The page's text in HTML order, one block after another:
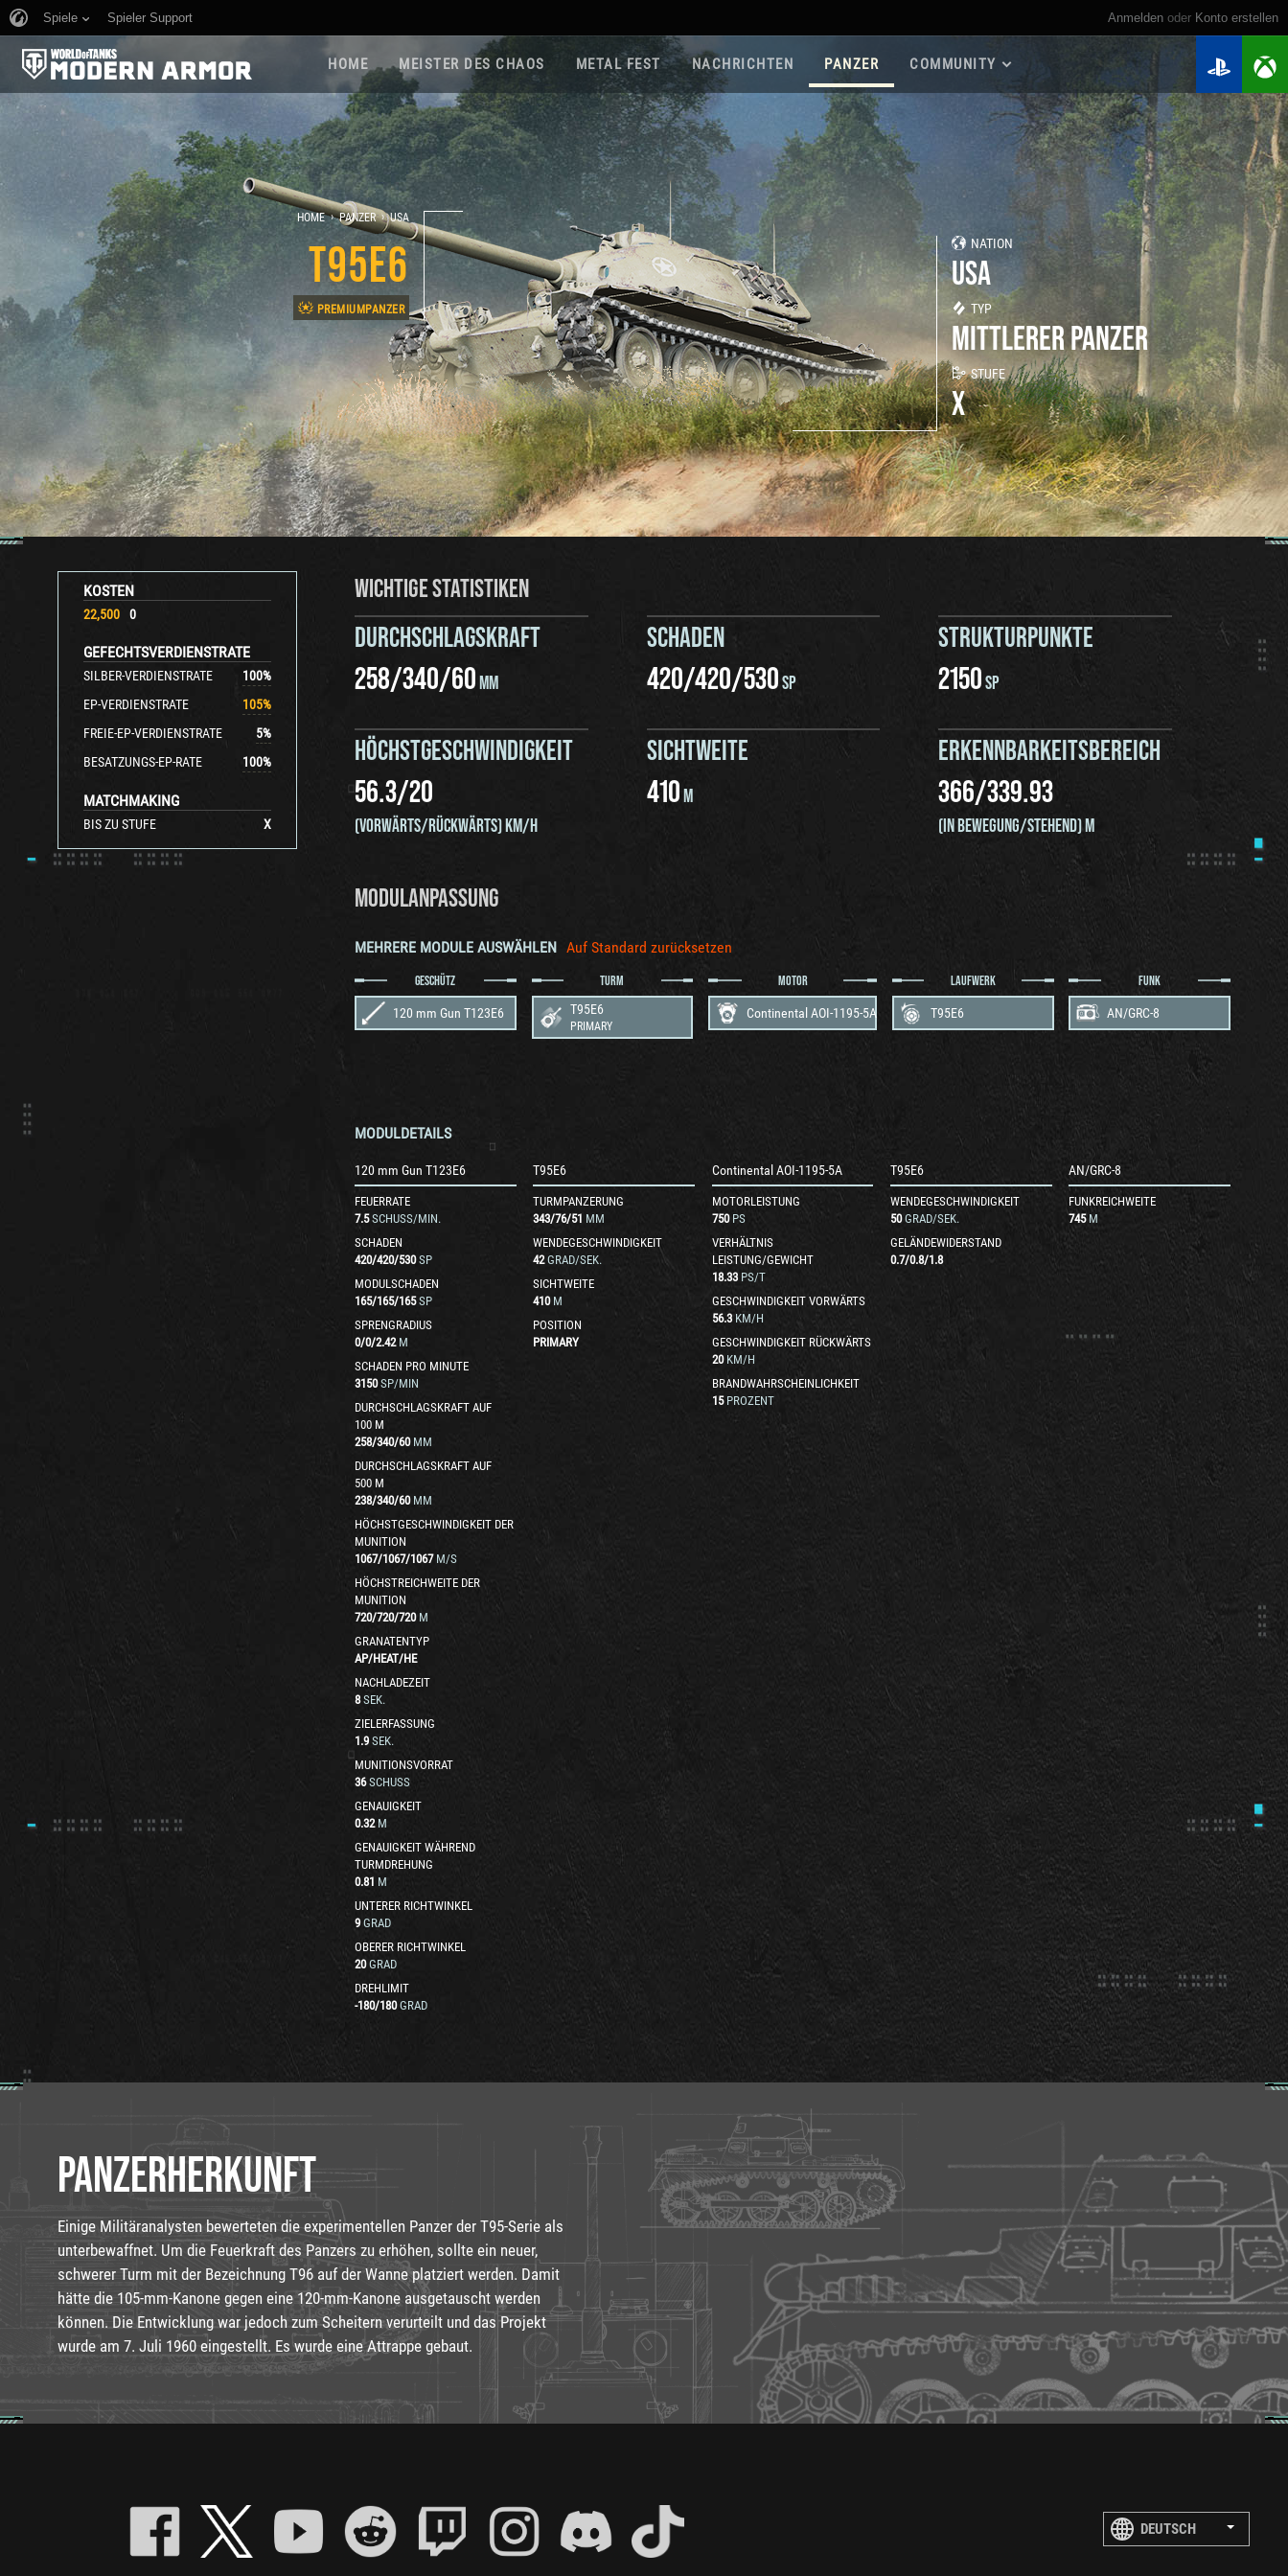
Anmelden oder Konto erstellen
Spiele Spieler Support
HOME MEISTER DES CHAOS METAL FEST NACHRICHTEN PANZER COMMUNITY
Roadmap 2026
Spielanleitungen
Spieler suchen
Meine Statistiken
Kriegskassen
Regimenter
Regimenter-Ranglisten
Twitch Drops
NATION
USA
TYP
MITTLERER PANZER
STUFE
X
HOME › PANZER › USA
T95E6
PREMIUMPANZER
KOSTEN
22,500 0
GEFECHTSVERDIENSTRATE
SILBER-VERDIENSTRATE 100%
EP-VERDIENSTRATE
105%
FREIE-EP-VERDIENSTRATE
5%
BESATZUNGS-EP-RATE
100%
MATCHMAKING
BIS ZU STUFE X
WICHTIGE STATISTIKEN
DURCHSCHLAGSKRAFT
258/340/60MM
SCHADEN
420/420/530SP
STRUKTURPUNKTE
2150SP
HÖCHSTGESCHWINDIGKEIT
56.3/20
(VORWÄRTS/RÜCKWÄRTS) KM/H
SICHTWEITE
410M
ERKENNBARKEITSBEREICH
366/339.93
(IN BEWEGUNG/STEHEND) M
MODULANPASSUNG
MEHRERE MODULE AUSWÄHLEN Auf Standard zurücksetzen
GESCHÜTZ
120 mm Gun T123E6
TURM
T95E6
PRIMARY
MOTOR
Continental AOI-1195-5A
LAUFWERK
T95E6
FUNK
AN/GRC-8
MODULDETAILS
120 mm Gun T123E6
FEUERRATE
7.5 SCHUSS/MIN.
SCHADEN
420/420/530 SP
MODULSCHADEN
165/165/165 SP
SPRENGRADIUS
0/0/2.42 M
SCHADEN PRO MINUTE
3150 SP/MIN
DURCHSCHLAGSKRAFT AUF
100 M
258/340/60 MM
DURCHSCHLAGSKRAFT AUF
500 M
238/340/60 MM
HÖCHSTGESCHWINDIGKEIT DER
MUNITION
1067/1067/1067 M/S
HÖCHSTREICHWEITE DER
MUNITION
720/720/720 M
GRANATENTYP
AP/HEAT/HE
NACHLADEZEIT
8 SEK.
ZIELERFASSUNG
1.9 SEK.
MUNITIONSVORRAT
36 SCHUSS
GENAUIGKEIT
0.32 M
GENAUIGKEIT WÄHREND
TURMDREHUNG
0.81 M
UNTERER RICHTWINKEL
9 GRAD
OBERER RICHTWINKEL
20 GRAD
DREHLIMIT
-180/180 GRAD
T95E6
TURMPANZERUNG
343/76/51 MM
WENDEGESCHWINDIGKEIT
42 GRAD/SEK.
SICHTWEITE
410 M
POSITION
PRIMARY
Continental AOI-1195-5A
MOTORLEISTUNG
750 PS
VERHÄLTNIS
LEISTUNG/GEWICHT
18.33 PS/T
GESCHWINDIGKEIT VORWÄRTS
56.3 KM/H
GESCHWINDIGKEIT RÜCKWÄRTS
20 KM/H
BRANDWAHRSCHEINLICHKEIT
15 PROZENT
T95E6
WENDEGESCHWINDIGKEIT
50 GRAD/SEK.
GELÄNDEWIDERSTAND
0.7/0.8/1.8
AN/GRC-8
FUNKREICHWEITE
745 M
PANZERHERKUNFT
Einige Militäranalysten bewerteten die experimentellen Panzer der T95-Serie als
unterbewaffnet. Um die Feuerkraft des Panzers zu erhöhen, sollte ein neuer,
schwerer Turm mit der Bezeichnung T96 auf der Wanne platziert werden. Damit
hätte die 105-mm-Kanone gegen eine 120-mm-Kanone ausgetauscht werden
können. Die Entwicklung war jedoch zum Scheitern verurteilt und das Projekt
wurde am 7. Juli 1960 eingestellt. Es wurde eine Attrappe gebaut.